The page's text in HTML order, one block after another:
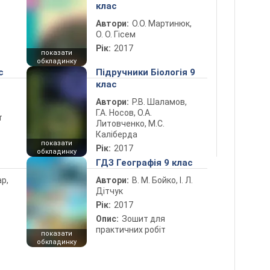
показати
обкладинку
клас
Автори: О.О. Мартинюк,
О. О. Гісем
Рік: 2017
показати
обкладинку
Підручники Біологія 9
клас
Автори: Р.В. Шаламов,
Г.А. Носов, О.А.
Литовченко, М.С.
Каліберда
Рік: 2017
показати
обкладинку
ГДЗ Географія 9 клас
Автори: В. М. Бойко, І. Л.
Дітчук
Рік: 2017
Опис: Зошит для
практичних робіт